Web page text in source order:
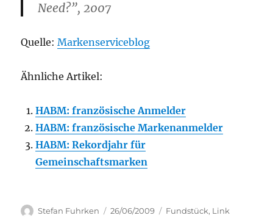
Need?”, 2007
Quelle:Markenserviceblog
Ähnliche Artikel:
HABM: französische Anmelder
HABM: französische Markenanmelder
HABM: Rekordjahr für
Gemeinschaftsmarken
Author
Stefan Fuhrken
Posted
26/06/2009 Categories
Fundstück, Link